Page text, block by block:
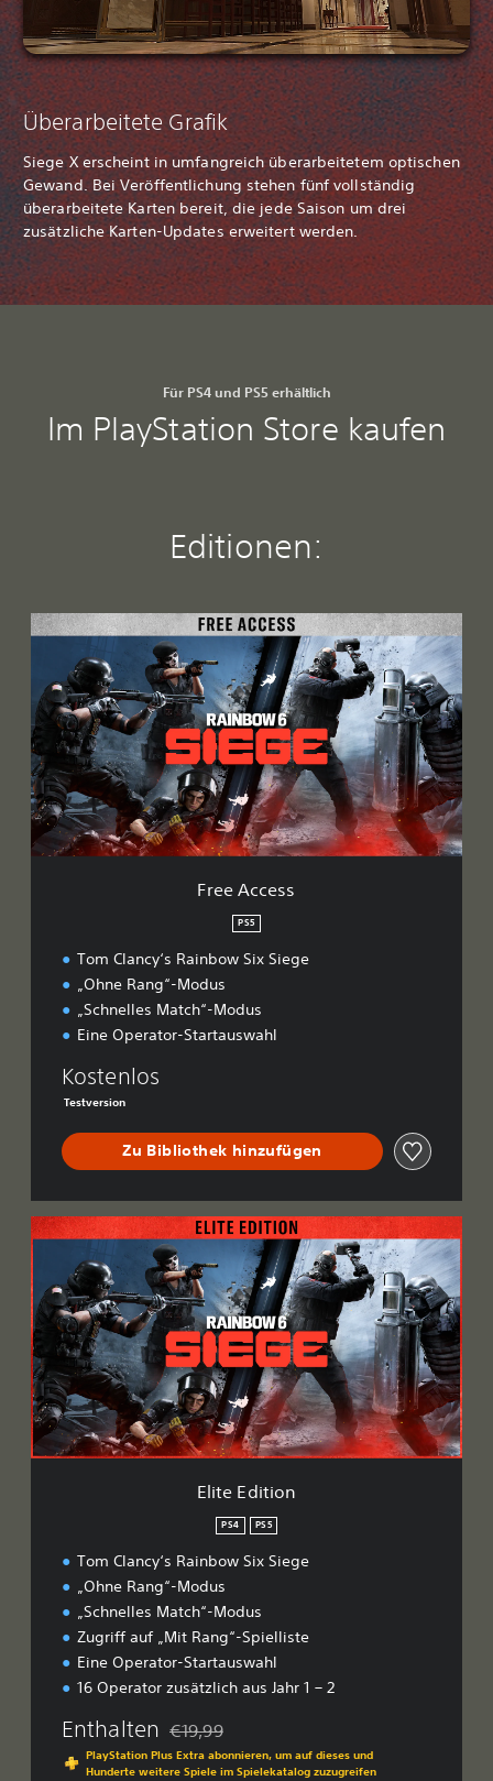
Überarbeitete Grafik
Siege X erscheint in umfangreich überarbeitetem optischen
Gewand. Bei Veröffentlichung stehen fünf vollständig
überarbeitete Karten bereit, die jede Saison um drei
zusätzliche Karten-Updates erweitert werden.
Für PS4 und PS5 erhältlich
Im PlayStation Store kaufen
Editionen:
F
A
c
c
e
s
s
Free Access
PS5
Tom Clancy‘s Rainbow Six Siege
„Ohne Rang“-Modus
„Schnelles Match“-Modus
Eine Operator-Startauswahl
Kostenlos
Testversion
Zu Bibliothek hinzufügen
E
l
t
e
E
d
i
t
i
o
n
Elite Edition
PS4 PS5
Tom Clancy‘s Rainbow Six Siege
„Ohne Rang“-Modus
„Schnelles Match“-Modus
Zugriff auf „Mit Rang“-Spielliste
Eine Operator-Startauswahl
16 Operator zusätzlich aus Jahr 1 – 2
Enthalten Preisnachlass gegenüber dem Originalpreis
€19,99
PlayStation Plus Extra abonnieren, um auf dieses und
Hunderte weitere Spiele im Spielekatalog zuzugreifen